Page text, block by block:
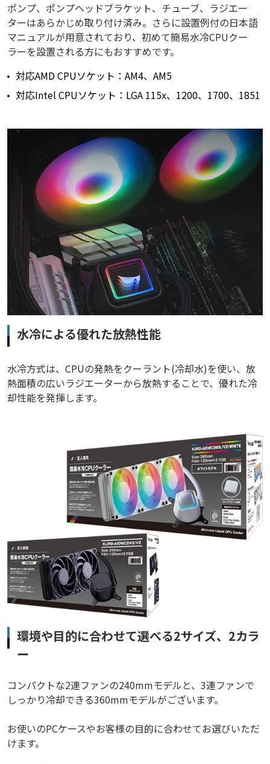
ポンプ、ポンプヘッドブラケット、チューブ、ラジエー
ターはあらかじめ取り付け済み。さらに設置例付の日本語
マニュアルが用意されており、初めて簡易水冷CPUクー
ラーを設置される方にもおすすめです。
対応AMD CPUソケット：AM4、AM5
対応Intel CPUソケット：LGA 115x、1200、1700、1851
水冷による優れた放熱性能
水冷方式は、CPUの発熱をクーラント(冷却水)を使い、放
熱面積の広いラジエーターから放熱することで、優れた冷
却性能を発揮します。
環境や目的に合わせて選べる2サイズ、2カラ
ー
コンパクトな2連ファンの240mmモデルと、3連ファンで
しっかり冷却できる360mmモデルがございます。
お使いのPCケースやお客様の目的に合わせてお選びいただ
けます。